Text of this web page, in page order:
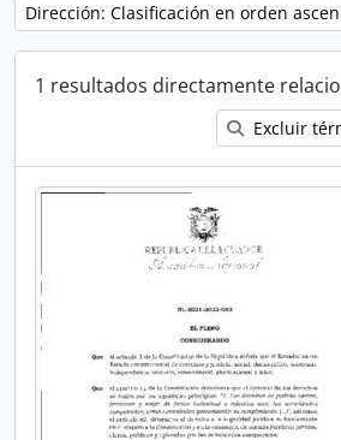
Dirección: Clasificación en orden
1 resultados directamente
Excluir